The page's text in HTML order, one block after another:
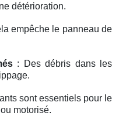
détérioration.
empêche le panneau de
: Des débris dans les
sont essentiels pour le
motorisé.